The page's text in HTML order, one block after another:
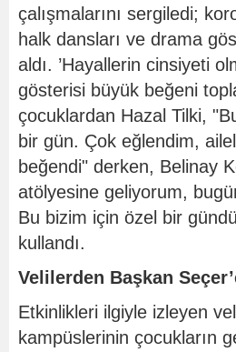
çalışmalarını sergiledi;
halk dansları ve drama
aldı. ’Hayallerin cinsiyeti
gösterisi büyük beğeni
çocuklardan Hazal Tilki,
bir gün. Çok eğlendim,
beğendi" derken, Belinay
atölyesine geliyorum,
Bu bizim için özel bir
kullandı.
Velilerden Başkan
Etkinlikleri ilgiyle izleyen
kampüslerinin çocukların